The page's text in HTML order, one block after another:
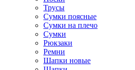
Трусы
Сумки поясные
Сумки на плечо
Сумки
Рюкзаки
Ремни
Шапки новые